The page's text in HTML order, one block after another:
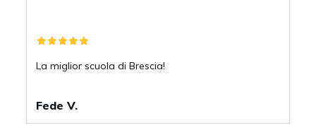
La miglior scuola di Brescia!
Fede V.